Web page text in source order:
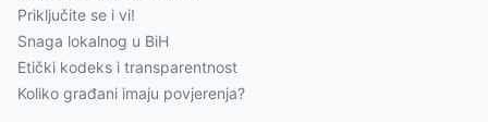
Priključite se i vi!
Snaga lokalnog u BiH
Etički kodeks i transparentnost
Koliko građani imaju povjerenja?